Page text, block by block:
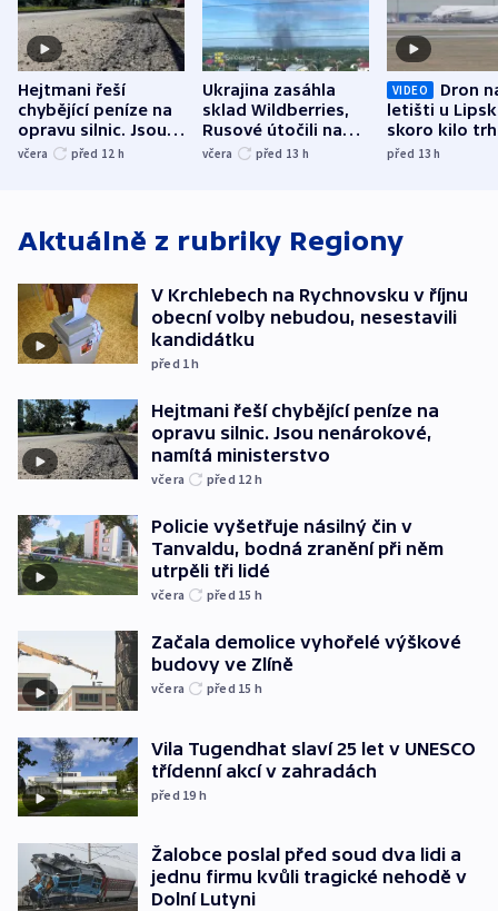
Hejtmani řeší
chybějící peníze na
opravu silnic. Jsou
nenárokové, namítá
včera před 12 h
Ukrajina zasáhla
sklad Wildberries,
Rusové útočili na
trh, hasiče či
včera před 13 h
VIDEO
Dron
letišti u
skoro kilo
indicie
před 13h
Aktuálně z rubriky Regiony
V Krchlebech na Rychnovsku v říjnu
obecní volby nebudou, nesestavili
kandidátku
před 1h
Hejtmani řeší chybějící peníze na
opravu silnic. Jsou nenárokové,
namítá ministerstvo
včera před 12 h
Policie vyšetřuje násilný čin v
Tanvaldu, bodná zranění při něm
utrpěli tři lidé
včera před 15 h
Začala demolice vyhořelé výškové
budovy ve Zlíně
včera před 15 h
Vila Tugendhat slaví 25 let v UNESCO
třídenní akcí v zahradách
před 19 h
Žalobce poslal před soud dva lidi a
jednu firmu kvůli tragické nehodě v
Dolní Lutyni